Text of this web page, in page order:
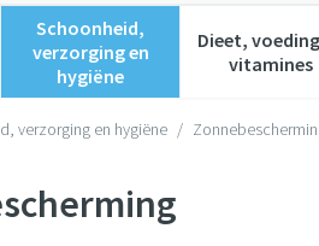
Schoonheid,
verzorging en
hygiëne
Toon submenu voor
Dieet,
vitamines
Toon
verzorging en hygiëne /